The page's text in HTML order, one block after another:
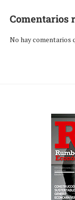
Comentarios
No hay comentarios